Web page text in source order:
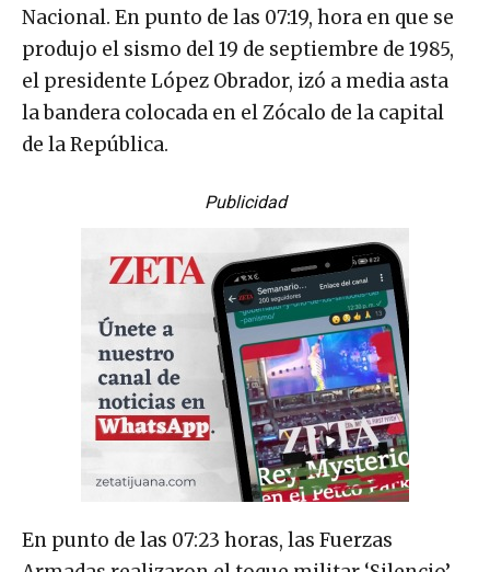
Nacional. En punto de las 07:19, hora en que se
produjo el sismo del 19 de septiembre de 1985,
el presidente López Obrador, izó a media asta
la bandera colocada en el Zócalo de la capital
de la República.
Publicidad
En punto de las 07:23 horas, las Fuerzas